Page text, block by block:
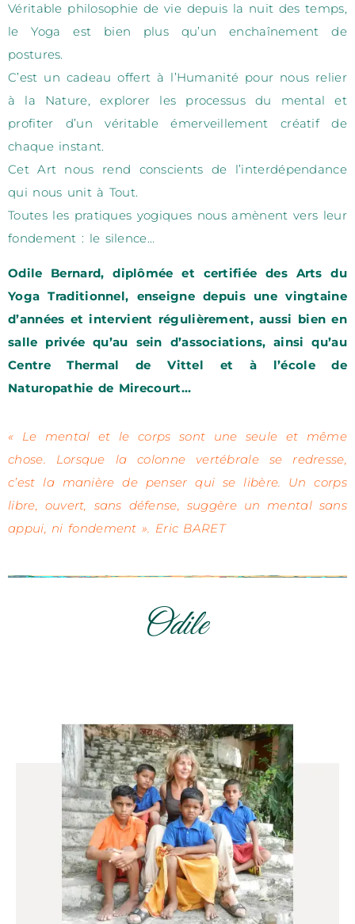
Véritable philosophie de vie depuis la nuit des temps,
le Yoga est bien plus qu’un enchaînement de
postures.
C’est un cadeau offert à l’Humanité pour nous relier
à la Nature, explorer les processus du mental et
profiter d’un véritable émerveillement créatif de
chaque instant.
Cet Art nous rend conscients de l’interdépendance
qui nous unit à Tout.
Toutes les pratiques yogiques nous amènent vers leur
fondement : le silence…
Odile Bernard, diplômée et certifiée des Arts du
Yoga Traditionnel, enseigne depuis une vingtaine
d’années et intervient régulièrement, aussi bien en
salle privée qu’au sein d’associations, ainsi qu’au
Centre Thermal de Vittel et à l’école de
Naturopathie de Mirecourt…
« Le mental et le corps sont une seule et même
chose. Lorsque la colonne vertébrale se redresse,
c’est la manière de penser qui se libère. Un corps
libre, ouvert, sans défense, suggère un mental sans
appui, ni fondement ». Eric BARET
Odile